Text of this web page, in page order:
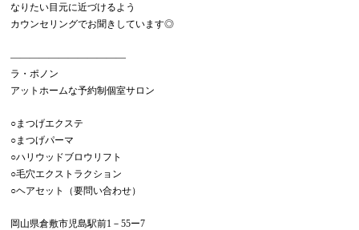
なりたい目元に近づけるよう
カウンセリングでお聞きしています◎
————————————
ラ・ポノン
アットホームな予約制個室サロン
○まつげエクステ
○まつげパーマ
○ハリウッドブロウリフト
○毛穴エクストラクション
○ヘアセット（要問い合わせ）
岡山県倉敷市児島駅前1－55ー7